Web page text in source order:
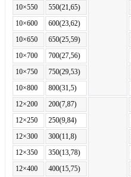
10×550
550(21,65)
10×600
600(23,62)
10×650
650(25,59)
10×700
700(27,56)
10×750
750(29,53)
10×800
800(31,5)
12×200
200(7,87)
12×250 250(9,84)
12×300
300(11,8)
12×350
350(13,78)
12×400
400(15,75)